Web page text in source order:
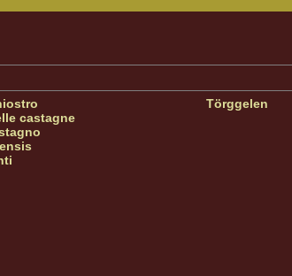
castagne
Törggelen